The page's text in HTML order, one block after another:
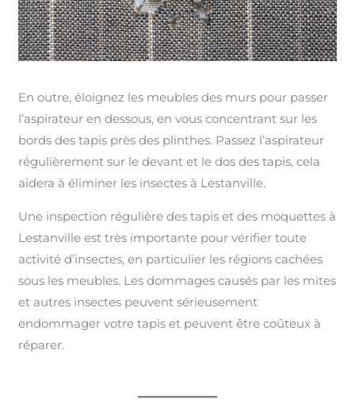
En outre, éloignez les meubles des murs pour passer
l’aspirateur en dessous, en vous concentrant sur les
bords des tapis près des plinthes. Passez l’aspirateur
régulièrement sur le devant et le dos des tapis, cela
aidera à éliminer les insectes à Lestanville.
Une inspection régulière des tapis et des moquettes à
Lestanville est très importante pour vérifier toute
activité d’insectes, en particulier les régions cachées
sous les meubles. Les dommages causés par les mites
et autres insectes peuvent sérieusement
endommager votre tapis et peuvent être coûteux à
réparer.